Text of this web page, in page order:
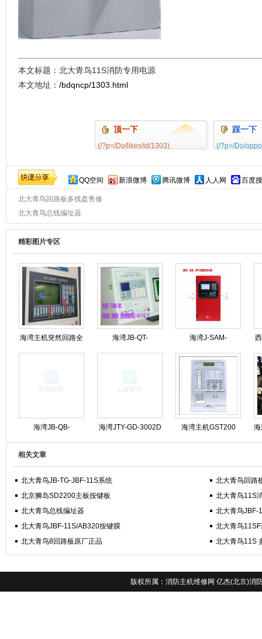
本文标题：北大青鸟11S消防专用电源
本文地址： /bdqncp/1303.html
顶一下
(/?p=/Do/likes/id/1303)
踩一下
(/?p=/Do/
QQ空间 新浪微博 腾讯微博 人人网 百度
北大青鸟回路板多线盘售修
北大青鸟总线编址器
精彩图片专区
海湾主机突然回路全
线报警可能是什么原
海湾JB-QT-
GST9000H火灾报警
海湾J-SAM-
GST9116火灾报警按
钮修理
海湾JB-QB-
GST5000消防主机操
海湾JTY-GD-3002D
烟感维护保养
海湾主机GST200
GST500 GST5000
相关文章
北大青鸟JB-TG-JBF-11S系统
北大青鸟回路
北京狮岛SD2200主板按键板
北大青鸟11S
北大青鸟总线编址器
北大青鸟JBF-
北大青鸟JBF-11S/AB320按键膜
北大青鸟
北大青鸟8回路板原厂正品
北大青鸟11S
版权所属： 消防主机维修网 亿杰(北京)消